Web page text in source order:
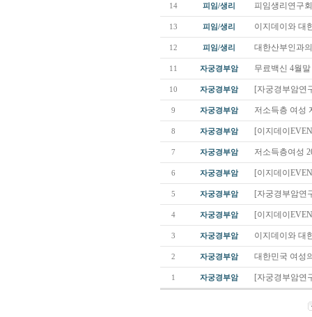
14 피임/생리 피임생리연구
13 피임/생리 이지데이와 대
12 피임/생리 대한산부인과
11 자궁경부암 무료백신 4월
10 자궁경부암 [자궁경부암연
9 자궁경부암 저소득층 여성
8 자궁경부암 [이지데이
7 자궁경부암 저소득층여성
6 자궁경부암 [이지데이
5 자궁경부암 [자궁경부암연
4 자궁경부암 [이지데이
3 자궁경부암 이지데이와 대
2 자궁경부암 대한민국 여성
1 자궁경부암 [자궁경부암연